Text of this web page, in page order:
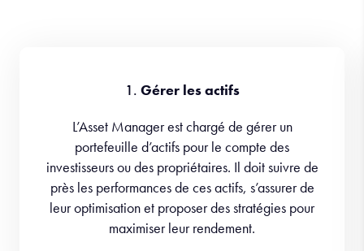
1. Gérer les actifs
L’Asset Manager est chargé de gérer un
portefeuille d’actifs pour le compte des
investisseurs ou des propriétaires. Il doit suivre de
près les performances de ces actifs, s’assurer de
leur optimisation et proposer des stratégies pour
maximiser leur rendement.